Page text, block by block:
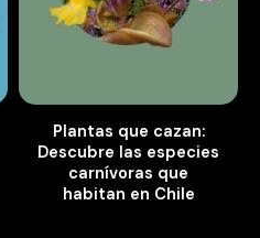
Plantas que cazan:
Descubre las especies
carnívoras que
habitan en Chile